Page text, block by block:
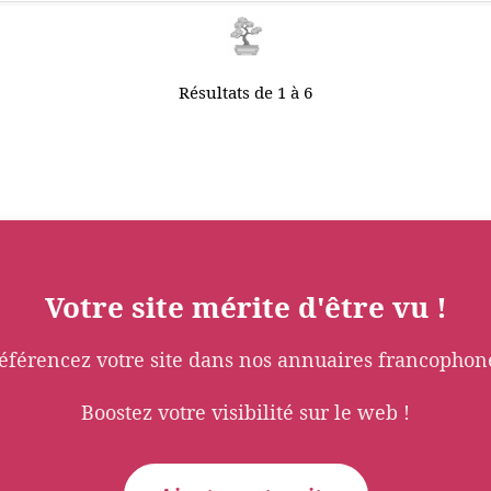
Résultats de 1 à 6
Votre site mérite d'être vu !
votre site dans nos annuaires
Boostez votre visibilité sur le web !